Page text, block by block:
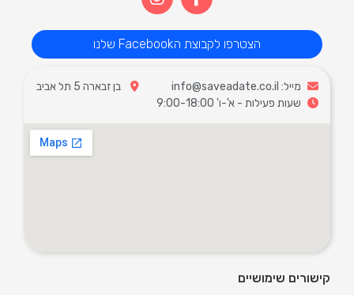
הצטרפו לקבוצת הFacebook שלנו
מייל: info@saveadate.co.il
בן זבארה 5 תל אביב
שעות פעילות - א'-ו' 9:00-18:00
קישורים שימושיים